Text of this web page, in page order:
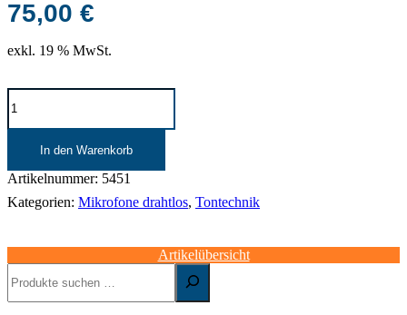
75,00 €
exkl. 19 % MwSt.
Doppelempfänger
| digital
G56
AD4D
In den Warenkorb
Artikelnummer: 5451
Kategorien: Mikrofone drahtlos, Tontechnik
Artikelübersicht